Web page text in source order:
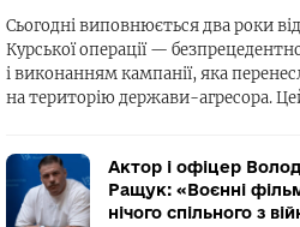
Сьогодні виповнюється два роки
Курської операції —
і виконанням кампанії, яка
на територію держави-агресора.
Актор і офіцер
Ращук: «Воєнні
нічого спільного з